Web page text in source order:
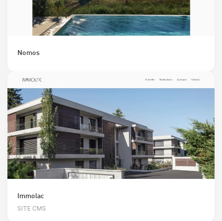
Nomos
Immolac
SITE CMS